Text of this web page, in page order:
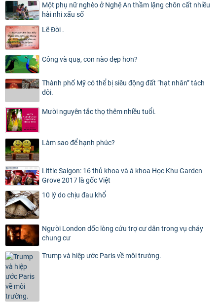
Một phụ nữ nghèo ở Nghệ An thầm lặng chôn cất nhiều
hài nhi xấu số
Lẽ Đời .
Công và quạ, con nào đẹp hơn?
Thành phố Mỹ có thể bị siêu động đất “hạt nhân” tách
đôi.
Mười nguyên tắc thọ thêm nhiều tuổi.
Làm sao để hạnh phúc?
Little Saigon: 16 thủ khoa và á khoa Học Khu Garden
Grove 2017 là gốc Việt
10 lý do chịu đau khổ
Người London dốc lòng cứu trợ cư dân trong vụ cháy
chung cư
Trump và hiệp ước Paris về môi trường.